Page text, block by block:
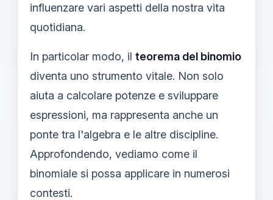
influenzare vari aspetti della nostra vita
quotidiana.
In particolar modo, il teorema del binomio
diventa uno strumento vitale. Non solo
aiuta a calcolare potenze e sviluppare
espressioni, ma rappresenta anche un
ponte tra l'algebra e le altre discipline.
Approfondendo, vediamo come il
binomiale si possa applicare in numerosi
contesti.